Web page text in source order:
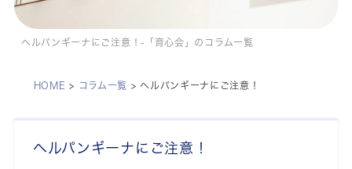
ヘルパンギーナにご注意！-「育心会」のコラム一覧
HOME > コラム一覧 > ヘルパンギーナにご注意！
ヘルパンギーナにご注意！